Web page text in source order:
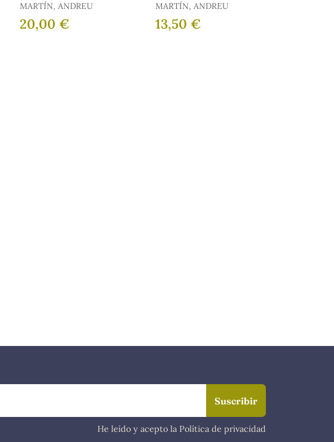
MARTÍN, ANDREU
20,00 €
MARTÍN, ANDREU
13,50 €
He leído y acepto la Política de privacidad